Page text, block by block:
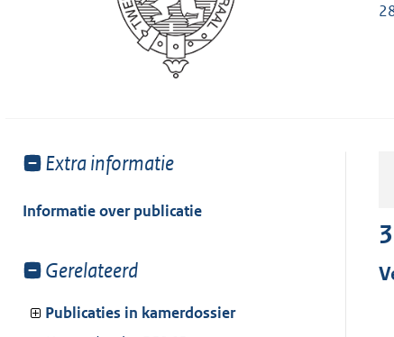
Toon
van:
Extra informatie
Informatie over publicatie
Toon
van:
Gerelateerd
Publicaties in kamerdossier